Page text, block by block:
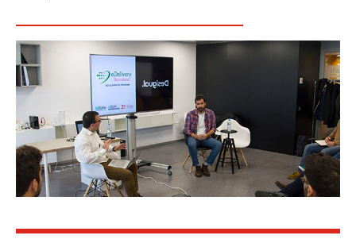
la
Zona
Franca
Barcelona
20,4
millones
de
inversión